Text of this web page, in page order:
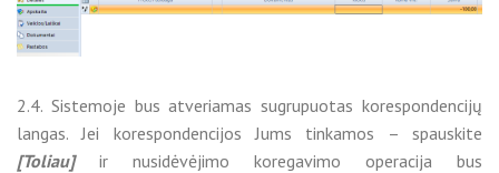
2.4. Sistemoje bus atveriamas sugrupuotas korespondencijų
langas. Jei korespondencijos Jums tinkamos – spauskite
[Toliau]ir nusidėvėjimo koregavimo operacija bus